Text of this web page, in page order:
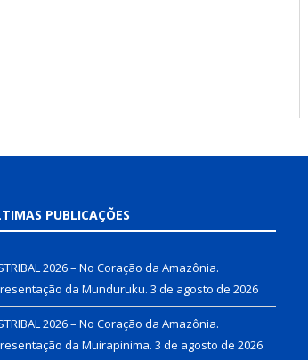
PUBLICAÇÕES
2026 – No Coração da Amazônia.
da Munduruku. 3 de agosto de 2026
2026 – No Coração da Amazônia.
da Muirapinima. 3 de agosto de 2026